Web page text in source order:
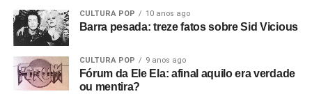
CULTURA POP 10 anos ago
Barra pesada: treze fatos sobre Sid Vicious
CULTURA POP 9 anos ago
Fórum da Ele Ela: afinal aquilo era verdade
ou mentira?